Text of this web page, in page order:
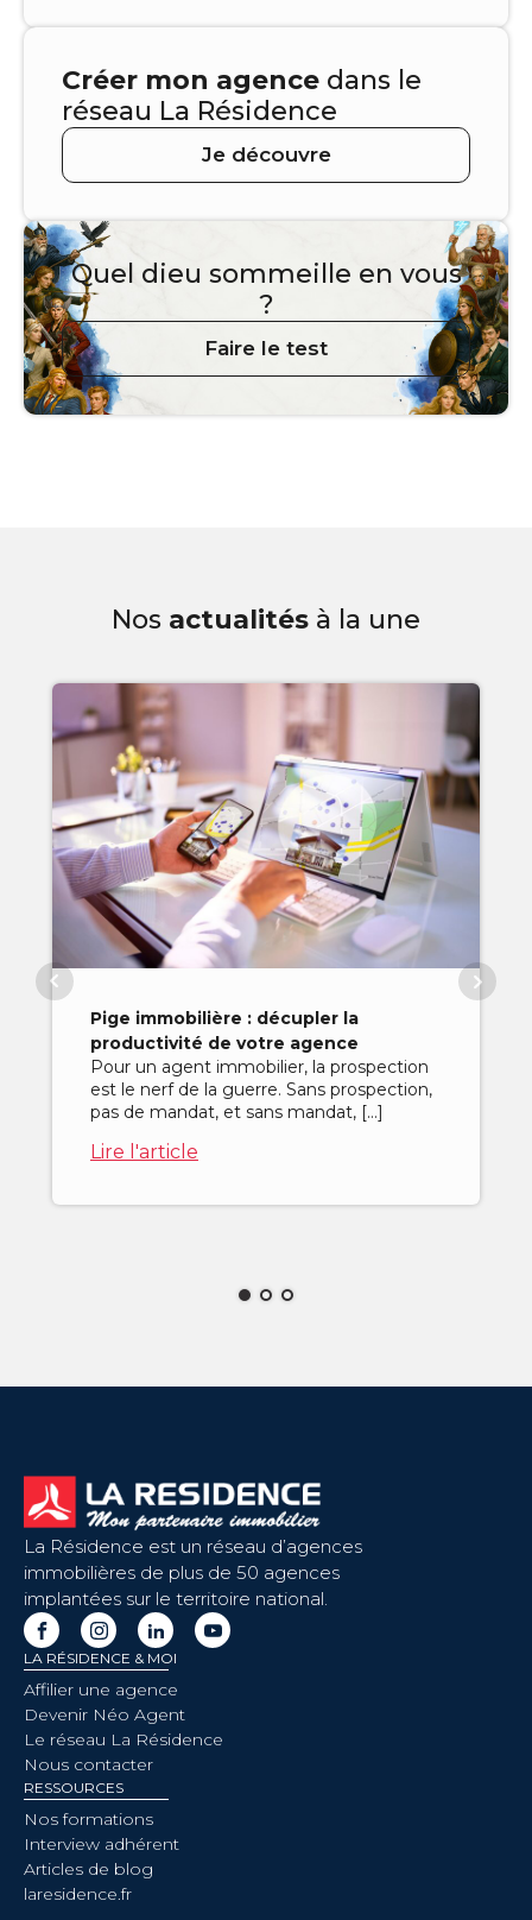
Créer mon agence dans le
réseau La Résidence
Je découvre
Quel dieu sommeille en vous
?
Faire le test
Nos actualités à la une
Pige immobilière : décupler la
productivité de votre agence
Pour un agent immobilier, la prospection
est le nerf de la guerre. Sans prospection,
pas de mandat, et sans mandat, […]
Lire l'article
La Résidence est un réseau d’agences
immobilières de plus de 50 agences
implantées sur le territoire national.
LA RÉSIDENCE & MOI
Affilier une agence
Devenir Néo Agent
Le réseau La Résidence
Nous contacter
RESSOURCES
Nos formations
Interview adhérent
Articles de blog
laresidence.fr